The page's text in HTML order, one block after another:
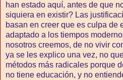
han estado aquí, antes de que
siquiera en existir? Las
basan en creer que es culpa de
adaptado a los tiempos
nosotros creemos, de no vivir
ya se les explico una vez, no
métodos más radicales porque
no tiene educación, y no